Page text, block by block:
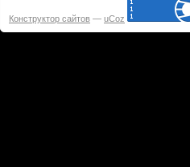
Конструктор сайтов — uCoz